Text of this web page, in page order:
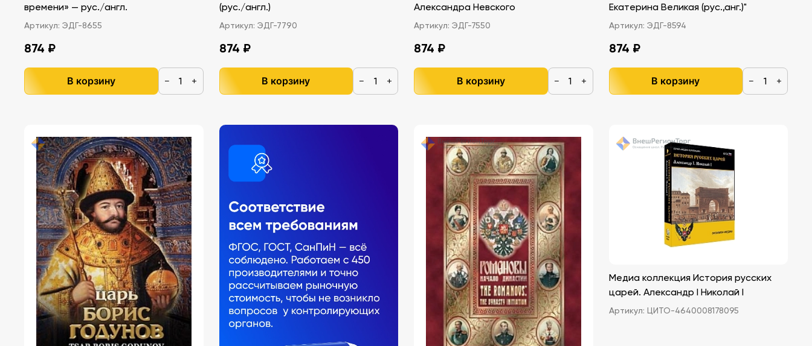
времени» — рус./англ.
Артикул: ЭДГ-8655
874 ₽
В корзину − +
(рус./англ.)
Артикул: ЭДГ-7790
874 ₽
В корзину − +
Александра Невского
Артикул: ЭДГ-7550
874 ₽
В корзину − +
Екатерина Великая (рус.,анг.)"
Артикул: ЭДГ-8594
874 ₽
В корзину − +
Медиа коллекция История русских
царей. Александр I Николай I
Артикул: ЦИТО-4640008178095